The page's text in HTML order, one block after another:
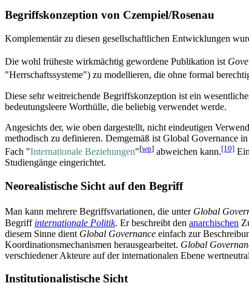
Begriffskonzeption von Czempiel/Rosenau
Komplementär zu diesen gesellschaftlichen Entwicklungen
Die wohl früheste wirkmächtig gewordene Publikation ist
"Herrschaftssysteme") zu modellieren, die ohne formal
Diese sehr weitreichende Begriffskonzeption ist ein
bedeutungsleere Worthülle, die beliebig verwendet werde.
Angesichts der, wie oben dargestellt, nicht eindeutigen
methodisch zu definieren. Demgemäß ist Global Governance
Fach "Internationale Beziehungen"[wp] abweichen kann.[10]
Studiengänge eingerichtet.
Neorealistische Sicht auf den Begriff
Man kann mehrere Begriffsvariationen, die unter Global
Begriff internationale Politik. Er beschreibt den anarchischen
diesem Sinne dient Global Governance einfach zur
Koordinationsmechanismen herausgearbeitet. Global
verschiedener Akteure auf der internationalen Ebene
Institutionalistische Sicht